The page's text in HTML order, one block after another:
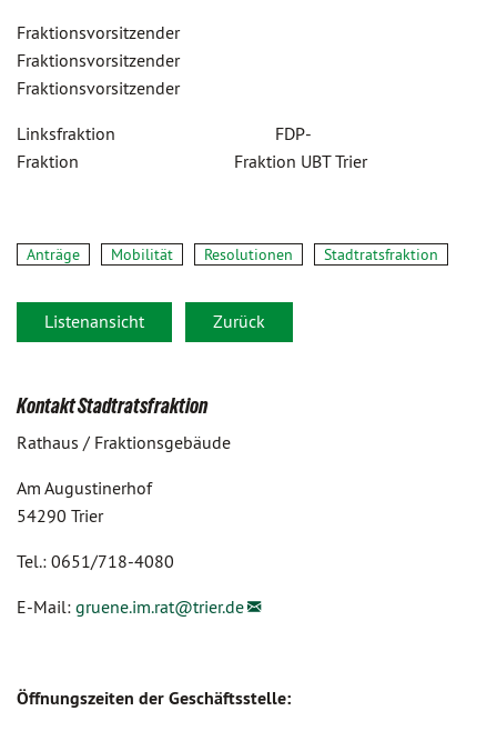
Fraktionsvorsitzender
Fraktionsvorsitzender
Fraktionsvorsitzender
Linksfraktion FDP-
Fraktion Fraktion UBT Trier
Anträge Mobilität Resolutionen Stadtratsfraktion
Listenansicht Zurück
Kontakt Stadtratsfraktion
Rathaus / Fraktionsgebäude
Am Augustinerhof
54290 Trier
Tel.: 0651/718-4080
E-Mail: gruene.im.rat@trier.de
Öffnungszeiten der Geschäftsstelle: